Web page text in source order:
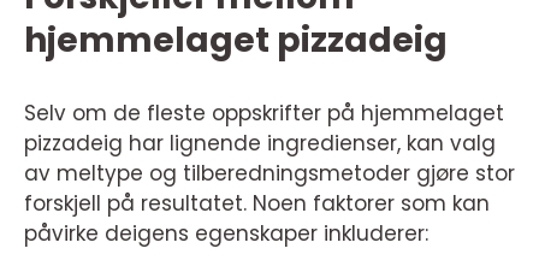
hjemmelaget pizzadeig
Selv om de fleste oppskrifter på hjemmelaget
pizzadeig har lignende ingredienser, kan valg
av meltype og tilberedningsmetoder gjøre stor
forskjell på resultatet. Noen faktorer som kan
påvirke deigens egenskaper inkluderer: